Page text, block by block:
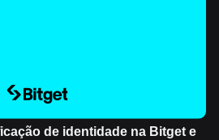
de identidade na Bitget e